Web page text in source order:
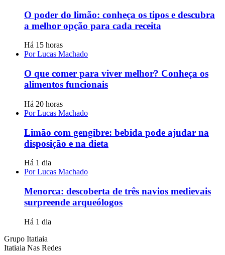
O poder do limão: conheça os tipos e descubra
a melhor opção para cada receita
Há 15 horas
Por Lucas Machado
O que comer para viver melhor? Conheça os
alimentos funcionais
Há 20 horas
Por Lucas Machado
Limão com gengibre: bebida pode ajudar na
disposição e na dieta
Há 1 dia
Por Lucas Machado
Menorca: descoberta de três navios medievais
surpreende arqueólogos
Há 1 dia
Grupo Itatiaia
Itatiaia Nas Redes